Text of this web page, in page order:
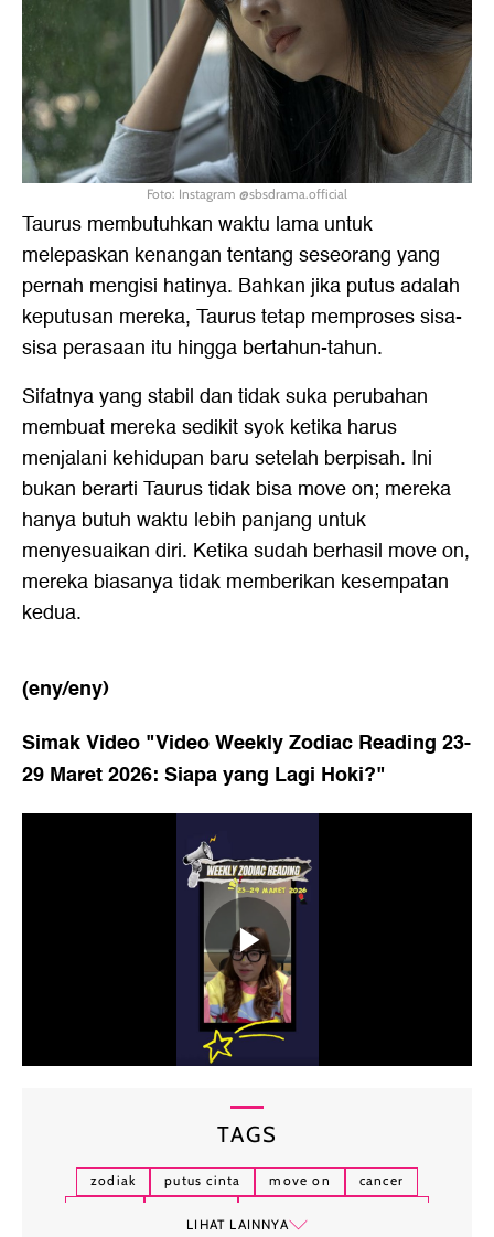
Foto: Instagram @sbsdrama.official
Taurus membutuhkan waktu lama untuk
melepaskan kenangan tentang seseorang yang
pernah mengisi hatinya. Bahkan jika putus adalah
keputusan mereka, Taurus tetap memproses sisa-
sisa perasaan itu hingga bertahun-tahun.
Sifatnya yang stabil dan tidak suka perubahan
membuat mereka sedikit syok ketika harus
menjalani kehidupan baru setelah berpisah. Ini
bukan berarti Taurus tidak bisa move on; mereka
hanya butuh waktu lebih panjang untuk
menyesuaikan diri. Ketika sudah berhasil move on,
mereka biasanya tidak memberikan kesempatan
kedua.
(eny/eny)
Simak Video "Video Weekly Zodiac Reading 23-
29 Maret 2026: Siapa yang Lagi Hoki?"
TAGS
zodiak putus cinta move on
cancer
LIHAT LAINNYA